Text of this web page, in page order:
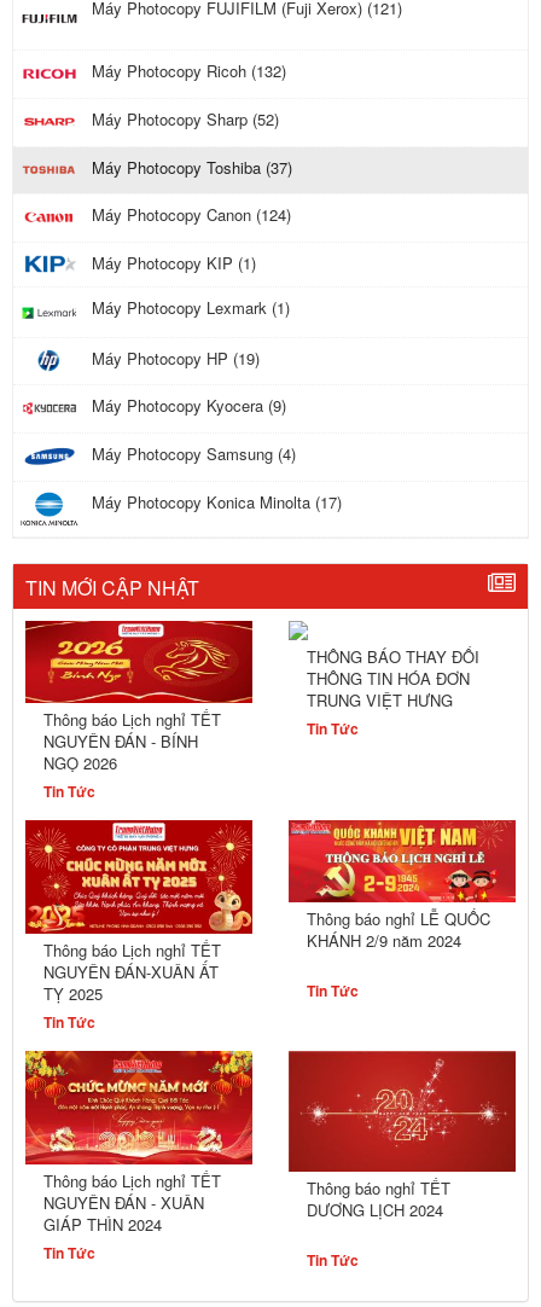
Máy Photocopy FUJIFILM (Fuji Xerox) (121)
Máy Photocopy Ricoh (132)
Máy Photocopy Sharp (52)
Máy Photocopy Toshiba (37)
Máy Photocopy Canon (124)
Máy Photocopy KIP (1)
Máy Photocopy Lexmark (1)
Máy Photocopy HP (19)
Máy Photocopy Kyocera (9)
Máy Photocopy Samsung (4)
Máy Photocopy Konica Minolta (17)
TIN MỚI CẬP NHẬT
Thông báo Lịch nghỉ TẾT
NGUYÊN ĐÁN - BÍNH
NGỌ 2026
Tin Tức
THÔNG BÁO THAY ĐỔI
THÔNG TIN HÓA ĐƠN
TRUNG VIỆT HƯNG
Tin Tức
Thông báo Lịch nghỉ TẾT
NGUYÊN ĐÁN-XUÂN ẤT
TỴ 2025
Tin Tức
Thông báo nghỉ LỄ QUỐC
KHÁNH 2/9 năm 2024
Tin Tức
Thông báo Lịch nghỉ TẾT
NGUYÊN ĐÁN - XUÂN
GIÁP THÌN 2024
Tin Tức
Thông báo nghỉ TẾT
DƯƠNG LỊCH 2024
Tin Tức